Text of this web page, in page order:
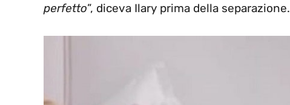
perfetto”, diceva Ilary prima della separazione.